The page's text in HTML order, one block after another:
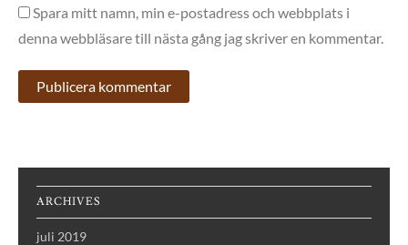
Spara mitt namn, min e-postadress och webbplats i
denna webbläsare till nästa gång jag skriver en kommentar.
ARCHIVES
juli 2019